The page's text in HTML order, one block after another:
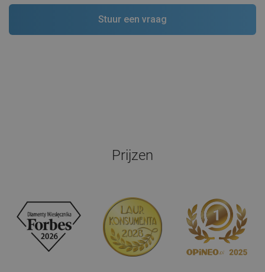
Prijzen